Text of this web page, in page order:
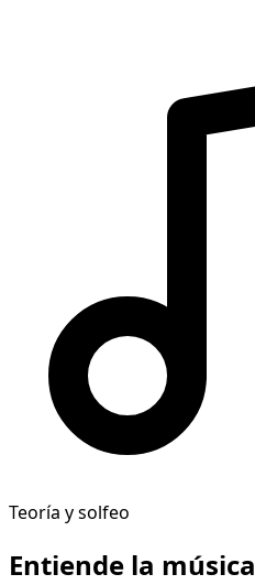
Teoría y solfeo
Entiende la música